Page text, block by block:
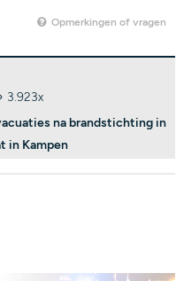
Opmerkingen of vragen
3.923x
na brandstichting in
in Kampen